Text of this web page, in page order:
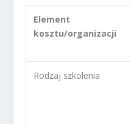
Element
kosztu/organizacji
Rodzaj szkolenia